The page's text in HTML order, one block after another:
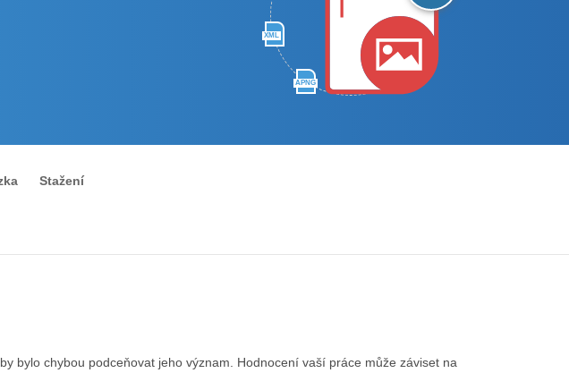
XML
APNG
Stažení
bylo chybou podceňovat jeho význam. Hodnocení vaší práce může záviset na